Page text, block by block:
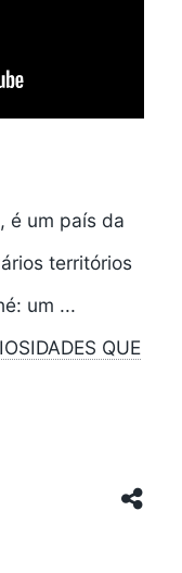
é um país da
territórios
um ...
QUE